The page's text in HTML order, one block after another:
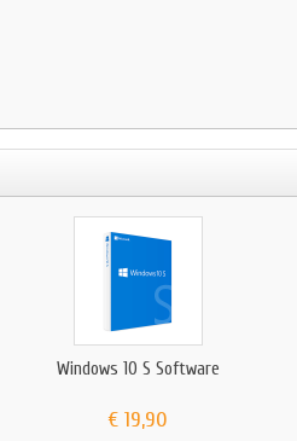
Windows 10 S Software
€ 19,90